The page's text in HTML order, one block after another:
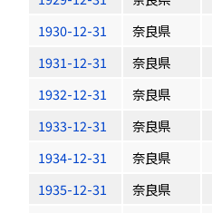
1930-12-31
奈良県
1931-12-31
奈良県
1932-12-31
奈良県
1933-12-31
奈良県
1934-12-31
奈良県
1935-12-31
奈良県